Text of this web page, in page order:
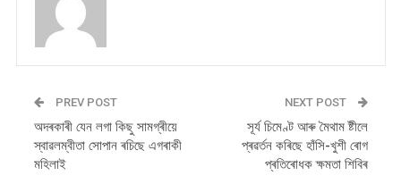
PREV POST
অদৰকাৰী যেন লগা কিছু সামগ্ৰীয়ে
স্বাৱলম্বীতা সোপান ৰচিছে এগৰাকী
মহিলাই
NEXT POST
সূৰ্য চিমেণ্ট আৰু মৈথাম ষ্টীলে
প্ৰৱৰ্তন কৰিছে হাঁসি-খুশী ৰোগ
প্ৰতিৰোধক ক্ষমতা শিবিৰ